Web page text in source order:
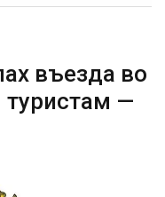
въезда во
—